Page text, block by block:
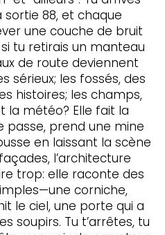
88, et chaque
une couche de bruit
tu retirais un manteau
de route deviennent
sérieux; les fossés, des
histoires; les champs,
la météo? Elle fait la
passe, prend une mine
en laissant la scène
l’architecture
trop: elle raconte des
corniche,
le ciel, une porte qui a
soupirs. Tu t’arrêtes, tu